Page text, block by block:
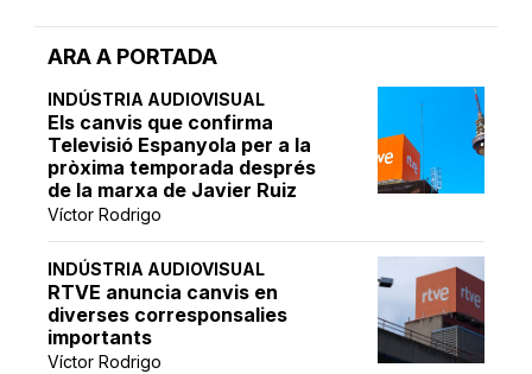
ARA A PORTADA
INDÚSTRIA AUDIOVISUAL
Els canvis que confirma
Televisió Espanyola per a la
pròxima temporada després
de la marxa de Javier Ruiz
Víctor Rodrigo
INDÚSTRIA AUDIOVISUAL
RTVE anuncia canvis en
diverses corresponsalies
importants
Víctor Rodrigo